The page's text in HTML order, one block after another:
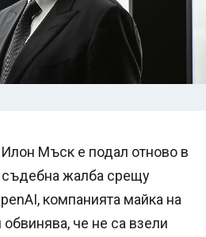
Мъск e подал отново в
жалба срещу
компанията майка на
обвинява, че не са взели